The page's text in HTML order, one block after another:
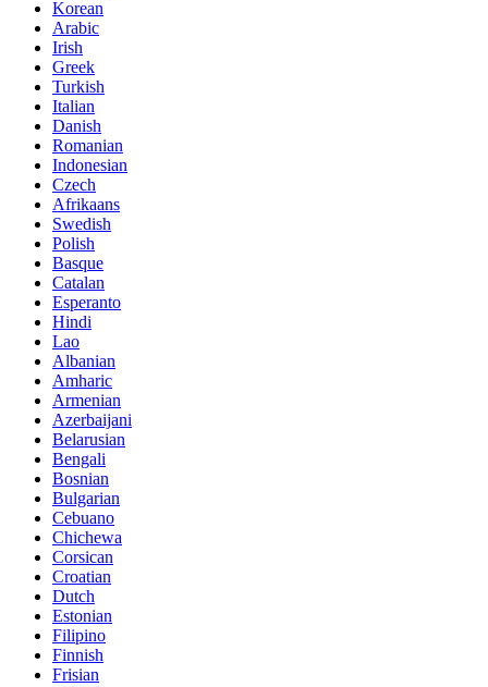
Korean
Arabic
Irish
Greek
Turkish
Italian
Danish
Romanian
Indonesian
Czech
Afrikaans
Swedish
Polish
Basque
Catalan
Esperanto
Hindi
Lao
Albanian
Amharic
Armenian
Azerbaijani
Belarusian
Bengali
Bosnian
Bulgarian
Cebuano
Chichewa
Corsican
Croatian
Dutch
Estonian
Filipino
Finnish
Frisian